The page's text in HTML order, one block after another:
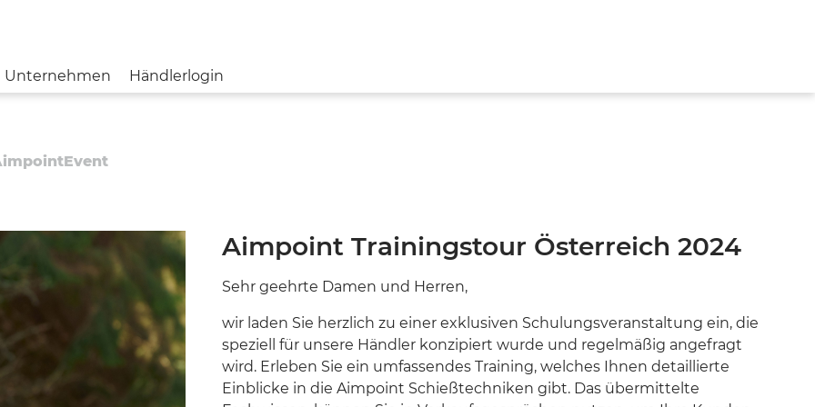
Unternehmen Händlerlogin
FRANCHI
TIKKA
IMPRESSUM
Aimpoint Trainingstour Österreich 2024
Sehr geehrte Damen und Herren,
wir laden Sie herzlich zu einer exklusiven Schulungsveranstaltung ein, die
speziell für unsere Händler konzipiert wurde und regelmäßig angefragt
wird. Erleben Sie ein umfassendes Training, welches Ihnen detaillierte
Einblicke in die Aimpoint Schießtechniken gibt. Das übermittelte